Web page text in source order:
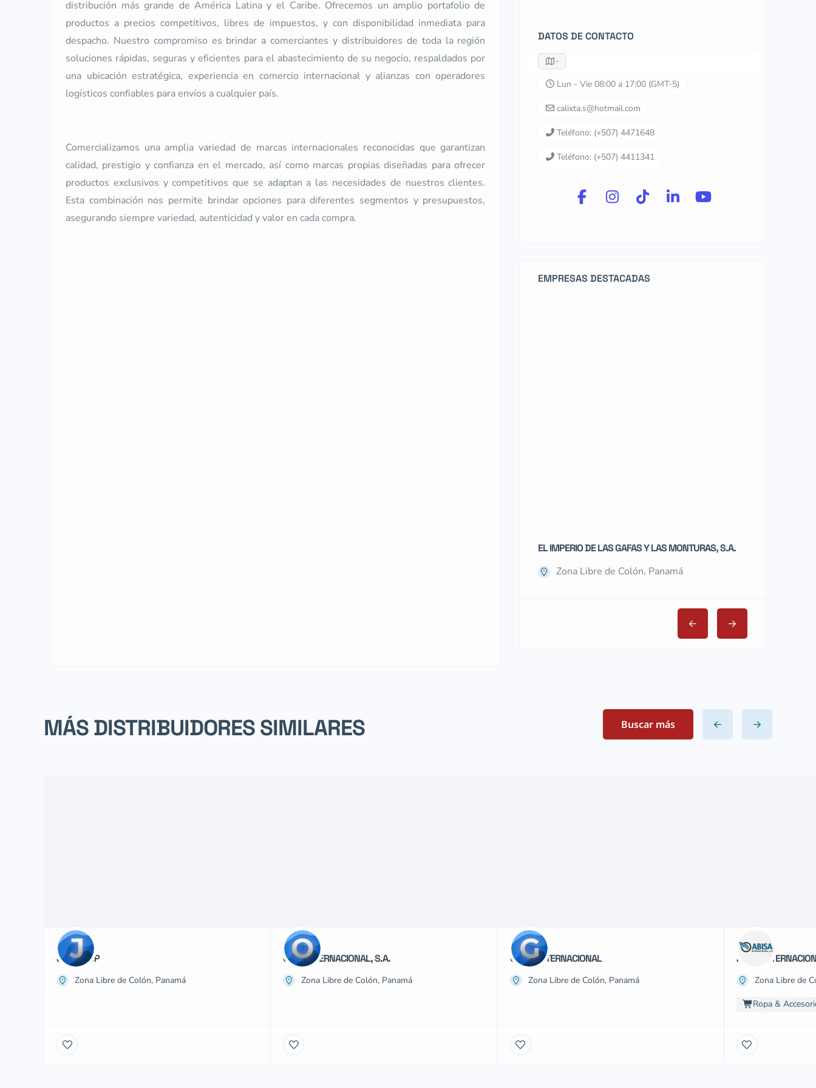
distribución más grande de América Latina y el Caribe. Ofrecemos un amplio portafolio de
productos a precios competitivos, libres de impuestos, y con disponibilidad inmediata para
despacho. Nuestro compromiso es brindar a comerciantes y distribuidores de toda la región
soluciones rápidas, seguras y eficientes para el abastecimiento de su negocio, respaldados por
una ubicación estratégica, experiencia en comercio internacional y alianzas con operadores
logísticos confiables para envíos a cualquier país.
Comercializamos una amplia variedad de marcas internacionales reconocidas que garantizan
calidad, prestigio y confianza en el mercado, así como marcas propias diseñadas para ofrecer
productos exclusivos y competitivos que se adaptan a las necesidades de nuestros clientes.
Esta combinación nos permite brindar opciones para diferentes segmentos y presupuestos,
asegurando siempre variedad, autenticidad y valor en cada compra.
DATOS DE CONTACTO
-
Lun - Vie 08:00 a 17:00 (GMT-5)
calixta.s@hotmail.com
Teléfono: (+507) 4471648
Teléfono: (+507) 4411341
EMPRESAS DESTACADAS
EL IMPERIO DE LAS GAFAS Y LAS MONTURAS, S.A.
Zona Libre de Colón, Panamá
MÁS DISTRIBUIDORES SIMILARES Buscar más
JAI GROUP
Zona Libre de Colón, Panamá
ORWI INTERNACIONAL, S.A.
Zona Libre de Colón, Panamá
GAD’S INTERNACIONAL
Zona Libre de Colón, Panamá
ABISA
Zona Libre de
Ropa &